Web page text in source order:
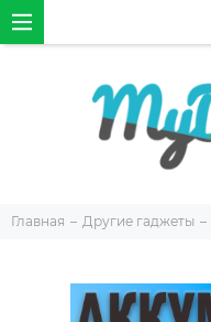
Главная Другие гаджеты